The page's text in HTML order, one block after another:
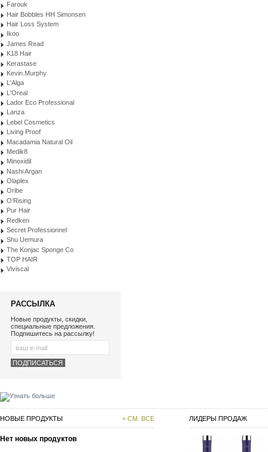
Farouk
Hair Bobbles HH Simonsen
Hair Loss System
Ikoo
James Read
K18 Hair
Kerastase
Kevin.Murphy
L'Alga
L'Oreal
Lador Eco Professional
Lanza
Lebel Cosmetics
Living Proof
Macadamia Natural Oil
Medik8
Minoxidil
Nashi Argan
Olaplex
Oribe
O’Rising
Pur Hair
Redken
Secret Professionnel
Shu Uemura
The Konjac Sponge Co
TOP HAIR
Viviscal
РАССЫЛКА
Новые продукты, скидки,
специальные предложения.
Подпишитесь на рассылку!
НОВЫЕ ПРОДУКТЫ + СМ. ВСЕ
Нет новых продуктов
ЛИДЕРЫ ПРОДАЖ